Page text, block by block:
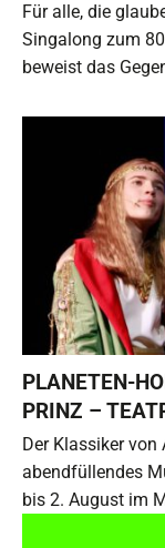
Für alle, die
Singalong zum
beweist das
PLANETEN-
PRINZ –
Der Klassiker von
abendfüllendes
bis 2. August im